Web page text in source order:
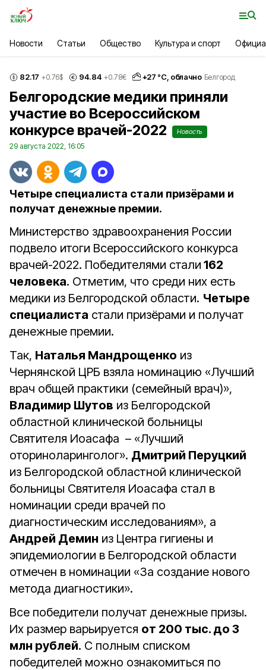
Новости Статьи Общество Культура и спорт
82.17 +0.76$ 94.84 +0.78€ +27 °С, облачно Белгород
Белгородские медики приняли
участие во Всероссийском
конкурсе врачей-2022
Новость
29 августа 2022, 16:05
Четыре специалиста стали призёрами и
получат денежные премии.
Министерство здравоохранения России
подвело итоги Всероссийского конкурса
врачей-2022. Победителями стали 162
человека. Отметим, что среди них есть
медики из Белгородской области. Четыре
специалиста стали призёрами и получат
денежные премии.
Так, Наталья Мандрощенко из
Чернянской ЦРБ взяла номинацию «Лучший
врач общей практики (семейный врач)»,
Владимир Шутов из Белгородской
областной клинической больницы
Святителя Иоасафа – «Лучший
оториноларинголог». Дмитрий Перуцкий
из Белгородской областной клинической
больницы Святителя Иоасафа стал в
номинации среди врачей по
диагностическим исследованиям», а
Андрей Демин из Центра гигиены и
эпидемиологии в Белгородской области
отмечен в номинации «За создание нового
метода диагностики».
Все победители получат денежные призы.
Их размер варьируется от 200 тыс. до 3
млн рублей. С полным списком
победителей можно ознакомиться по